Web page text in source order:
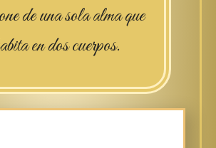
de una sola alma que
en dos cuerpos.